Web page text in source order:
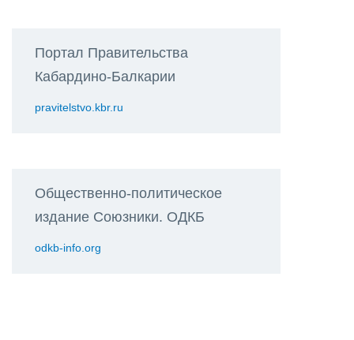
Портал Правительства
Кабардино-Балкарии
pravitelstvo.kbr.ru
Общественно-политическое
издание Союзники. ОДКБ
odkb-info.org